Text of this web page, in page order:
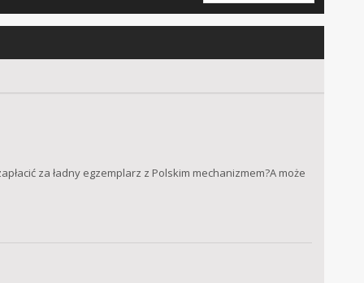
za ładny egzemplarz z Polskim mechanizmem?A może